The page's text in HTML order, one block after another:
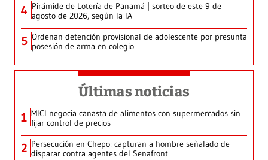
4 Pirámide de Lotería de Panamá | sorteo de este 9 de
agosto de 2026, según la IA
5 Ordenan detención provisional de adolescente por presunta
posesión de arma en colegio
Últimas noticias
1 MICI negocia canasta de alimentos con supermercados sin
fijar control de precios
2 Persecución en Chepo: capturan a hombre señalado de
disparar contra agentes del Senafront